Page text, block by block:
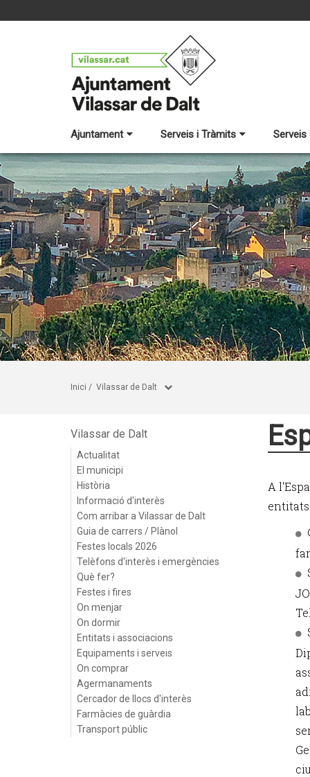
Ajuntament Serveis i Tràmits
Inici / Vilassar de Dalt
Vilassar de Dalt
Actualitat
El municipi
Història
Informació d'interès
Com arribar a Vilassar de Dalt
Guia de carrers / Plànol
Festes locals 2026
Telèfons d'interès i emergències
Què fer?
Festes i fires
On menjar
On dormir
Entitats i associacions
Equipaments i serveis
On comprar
Agermanaments
Cercador de llocs d'interès
Farmàcies de guàrdia
Transport públic
A
entitats